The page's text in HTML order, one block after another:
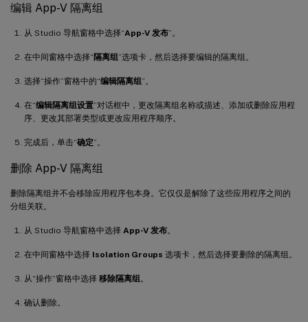
编辑 App-V 隔离组
从 Studio 导航窗格中选择“App-V 发布”。
在中间窗格中选择“隔离组”选项卡，然后选择要编辑的隔离组。
选择“操作”窗格中的“编辑隔离组”。
在“编辑隔离组设置”对话框中，更改隔离组名称或描述、添加或删除应用程
序、更改其部署类型或更改应用程序顺序。
完成后，单击“确定”。
删除 App-V 隔离组
删除隔离组并不会移除应用程序包本身。它仅仅是解除了这些应用程序之间的
分组关联。
从 Studio 导航窗格中选择 App-V 发布。
在中间窗格中选择 Isolation Groups 选项卡，然后选择要删除的隔离组。
从“操作”窗格中选择 移除隔离组 。
确认删除。